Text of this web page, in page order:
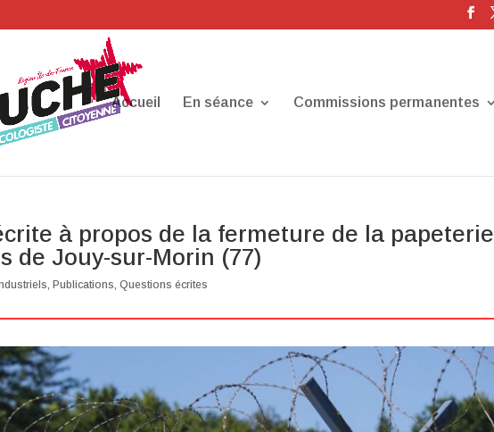
Accueil En séance Commissions permanentes
à propos de la fermeture de la papeterie
de Jouy-sur-Morin (77)
,Publications ,Questions écrites